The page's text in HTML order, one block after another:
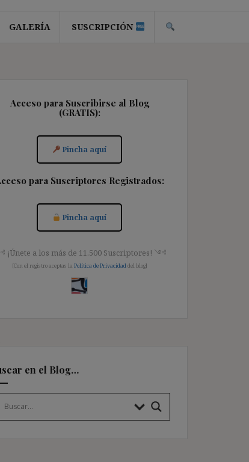
GALERÍA SUSCRIPCIÓN
Acceso para Suscribirse al Blog
(GRATIS):
Pincha aquí
para Suscriptores Registrados:
Pincha aquí
a los más de 11.500 Suscriptores! ༺
[Con el registro aceptas la Política de Privacidad del blog]
en el Blog…